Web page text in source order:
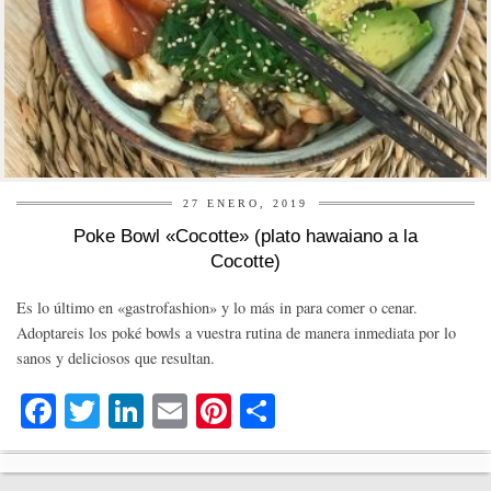
27 ENERO, 2019
Poke Bowl «Cocotte» (plato hawaiano a la
Cocotte)
Es lo último en «gastrofashion» y lo más in para comer o cenar.
Adoptareis los poké bowls a vuestra rutina de manera inmediata por lo
sanos y deliciosos que resultan.
Fa
ce
bo
T
wi
tte
Li
nk
ed
E
m
ail
Pi
nt
er
o
m